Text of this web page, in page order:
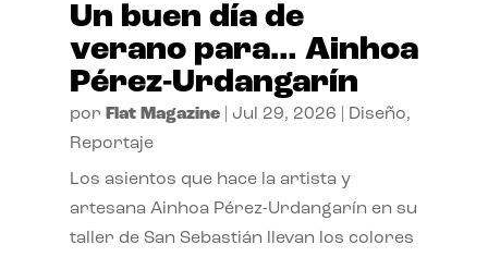
Un buen día de
verano para… Ainhoa
Pérez-Urdangarín
por Flat Magazine| Jul 29, 2026 Diseño,
Reportaje
Los asientos que hace la artista y
artesana Ainhoa Pérez-Urdangarín en su
taller de San Sebastián llevan los colores